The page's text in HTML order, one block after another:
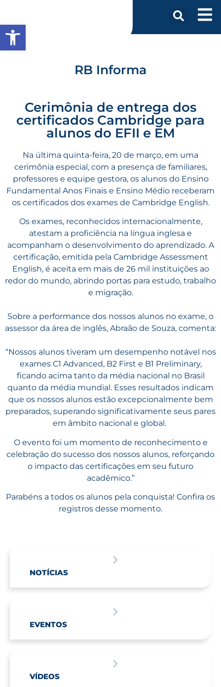
RB Informa
Cerimônia de entrega dos
certificados Cambridge para
alunos do EFII e EM
Na última quinta-feira, 20 de março, em uma
cerimônia especial, com a presença de familiares,
professores e equipe gestora, os alunos do Ensino
Fundamental Anos Finais e Ensino Médio receberam
os certificados dos exames de Cambridge English.
Os exames, reconhecidos internacionalmente,
atestam a proficiência na língua inglesa e
acompanham o desenvolvimento do aprendizado. A
certificação, emitida pela Cambridge Assessment
English, é aceita em mais de 26 mil instituições ao
redor do mundo, abrindo portas para estudo, trabalho
e migração.
Sobre a performance dos nossos alunos no exame, o
assessor da área de inglês, Abraão de Souza, comenta:
“Nossos alunos tiveram um desempenho notável nos
exames C1 Advanced, B2 First e B1 Preliminary,
ficando acima tanto da média nacional no Brasil
quanto da média mundial. Esses resultados indicam
que os nossos alunos estão excepcionalmente bem
preparados, superando significativamente seus pares
em âmbito nacional e global.
O evento foi um momento de reconhecimento e
celebração do sucesso dos nossos alunos, reforçando
o impacto das certificações em seu futuro
acadêmico.”
Parabéns a todos os alunos pela conquista! Confira os
registros desse momento.
NOTÍCIAS
EVENTOS
VÍDEOS
Abrir a barra de ferramentas